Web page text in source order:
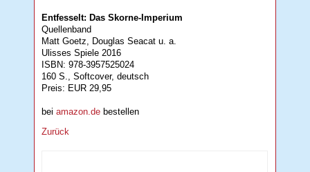
Entfesselt: Das Skorne-Imperium
Quellenband
Matt Goetz, Douglas Seacat u. a.
Ulisses Spiele 2016
ISBN: 978-3957525024
160 S., Softcover, deutsch
Preis: EUR 29,95
beiamazon.de bestellen
Zurück